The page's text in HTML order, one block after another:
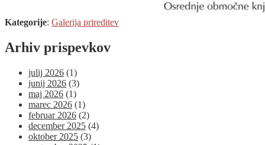
Kategorije: Galerija prireditev
Arhiv prispevkov
julij 2026 (1)
junij 2026 (3)
maj 2026 (1)
marec 2026 (1)
februar 2026 (2)
december 2025 (4)
oktober 2025 (3)